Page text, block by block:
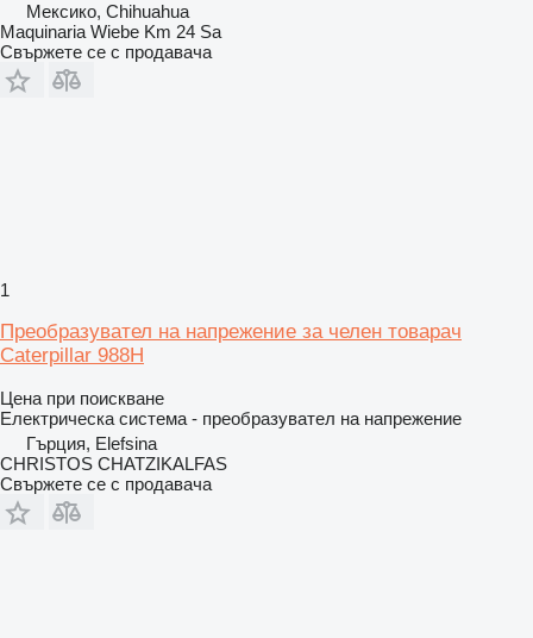
Мексико, Chihuahua
Maquinaria Wiebe Km 24 Sa
Свържете се с продавача
1
Преобразувател на напрежение за челен товарач
Caterpillar 988H
Цена при поискване
Електрическа система - преобразувател на напрежение
Гърция, Elefsina
CHRISTOS CHATZIKALFAS
Свържете се с продавача